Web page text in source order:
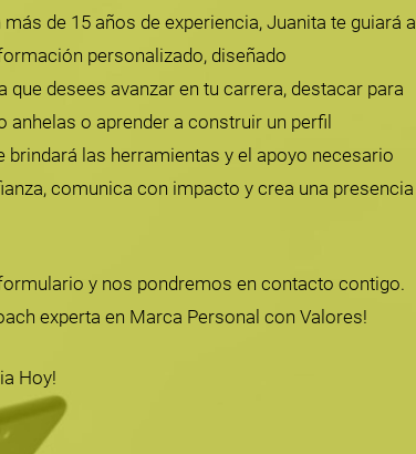
de 15 años de experiencia, Juanita te guiará a
personalizado, diseñado
que desees avanzar en tu carrera, destacar para
anhelas o aprender a construir un perfil
las herramientas y el apoyo necesario
comunica con impacto y crea una presencia
y nos pondremos en contacto contigo.
experta en Marca Personal con Valores!
Hoy!